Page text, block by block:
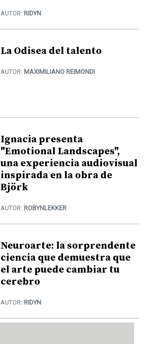
AUTOR: RIDYN
La Odisea del talento
AUTOR: MAXIMILIANO REIMONDI
Ignacia presenta
"Emotional Landscapes",
una experiencia audiovisual
inspirada en la obra de
Björk
AUTOR: ROBYNLEKKER
Neuroarte: la sorprendente
ciencia que demuestra que
el arte puede cambiar tu
cerebro
AUTOR: RIDYN